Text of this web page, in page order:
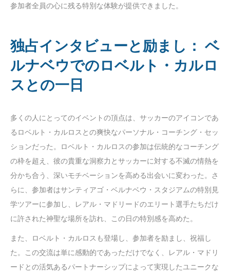
参加者全員の心に残る特別な体験が提供できました。
独占インタビューと励まし： ベ
ルナベウでのロベルト・カルロ
スとの一日
多くの人にとってのイベントの頂点は、サッカーのアイコンであ
るロベルト・カルロスとの爽快なパーソナル・コーチング・セッ
ションだった。ロベルト・カルロスの参加は伝統的なコーチング
の枠を超え、彼の貴重な洞察力とサッカーに対する不滅の情熱を
分かち合う、深いモチベーションを高める出会いに変わった。さ
らに、参加者はサンティアゴ・ベルナベウ・スタジアムの特別見
学ツアーに参加し、レアル・マドリードのエリート選手たちだけ
に許された神聖な場所を訪れ、この日の特別感を高めた。
また、ロベルト・カルロスも登場し、参加者を励まし、祝福し
た。この交流は単に感動的であっただけでなく、レアル・マドリ
ードとの活気あるパートナーシップによって実現したユニークな